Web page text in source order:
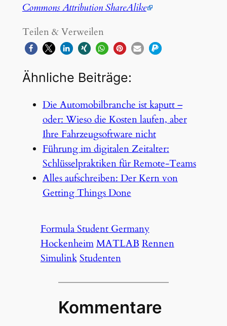
Commons Attribution ShareAlike
Teilen & Verweilen
Ähnliche Beiträge:
Die Automobilbranche ist kaputt –
oder: Wieso die Kosten laufen, aber
Ihre Fahrzeugsoftware nicht
Führung im digitalen Zeitalter:
Schlüsselpraktiken für Remote-Teams
Alles aufschreiben: Der Kern von
Getting Things Done
Formula Student Germany
Hockenheim MATLAB Rennen
Simulink Studenten
Kommentare